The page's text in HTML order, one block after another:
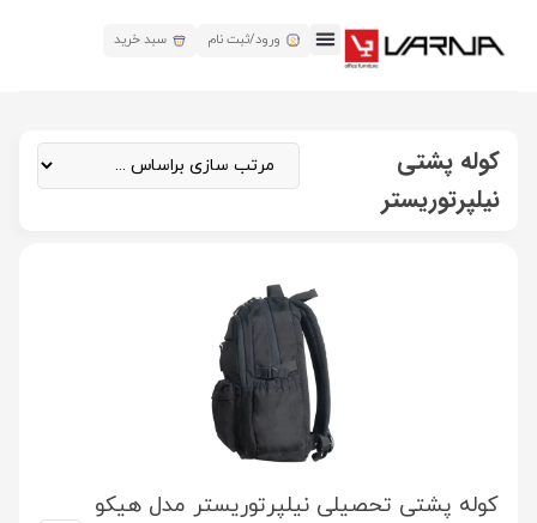
ورود/ثبت نام سبد خرید
کوله پشتی
نیلپرتوریستر
کوله پشتی تحصیلی نیلپرتوریستر مدل هیکو